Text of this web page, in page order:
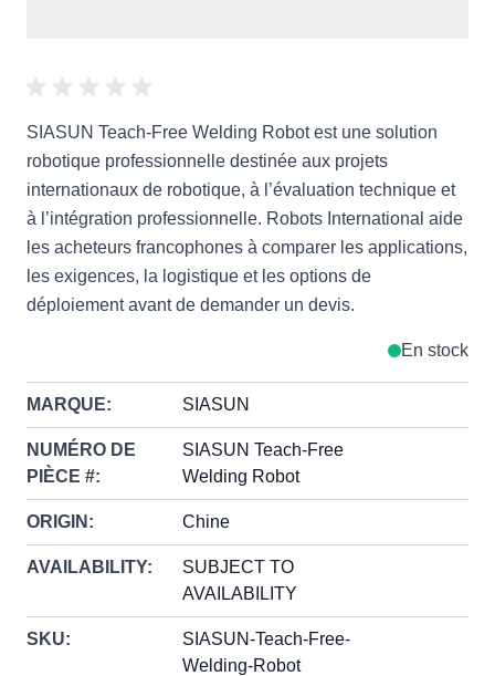
SIASUN Teach-Free Welding Robot est une solution
robotique professionnelle destinée aux projets
internationaux de robotique, à l’évaluation technique et
à l’intégration professionnelle. Robots International aide
les acheteurs francophones à comparer les applications,
les exigences, la logistique et les options de
déploiement avant de demander un devis.
En stock
MARQUE: SIASUN
NUMÉRO DE
PIÈCE #:
SIASUN Teach-Free
Welding Robot
ORIGIN: Chine
AVAILABILITY:
SUBJECT TO
AVAILABILITY
SKU:
SIASUN-Teach-Free-
Welding-Robot